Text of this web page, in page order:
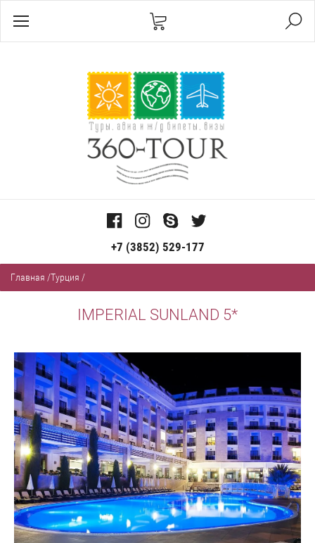
+7 (3852) 529-177
Главная /Турция /
IMPERIAL SUNLAND 5*